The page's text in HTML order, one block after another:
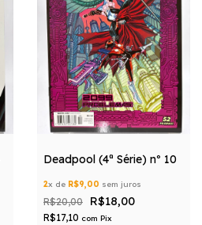
Deadpool (4ª Série) nº 10
2x de R$9,00 sem juros
R$20,00 R$18,00
R$17,10 com Pix